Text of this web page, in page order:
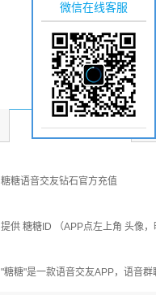
商品介绍
糖糖语音交友钻石官方充值
提供 糖糖ID （APP点左上角 头像
"糖糖"是一款语音交友APP，语音
微信在线客服